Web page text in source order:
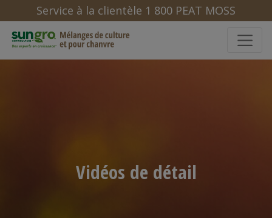
Service à la clientèle 1 800 PEAT MOSS
Vidéos de détail